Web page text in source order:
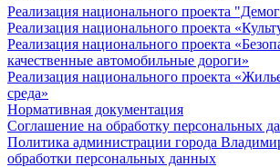
Реализация национального проекта
Реализация национального проекта
Реализация национального проекта
качественные автомобильные дороги»
Реализация национального проекта
среда»
Нормативная документация
Соглашение на обработку персональных
Политика администрации города
обработки персональных данных